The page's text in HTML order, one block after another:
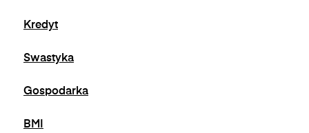
Kredyt
Swastyka
Gospodarka
BMI